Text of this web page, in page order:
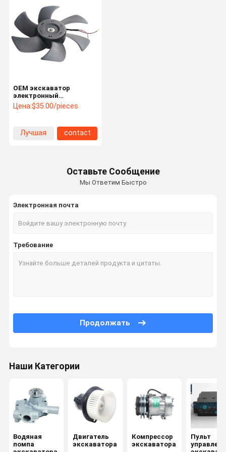
OEM экскаватор
электронный
вентилятор вентилятор
двигатель 425-2717
3732 447-8312 454-3252
425-2714 KHR52670
Цена:$35.00/pieces
Лучшая
contact
Оставьте Сообщение
Мы Ответим Быстро
Электронная почта
Требование
Продолжать
Наши Категории
Водяная
помпа
Двигатель
экскаватора
Компрессор
экскаватора
Пульт